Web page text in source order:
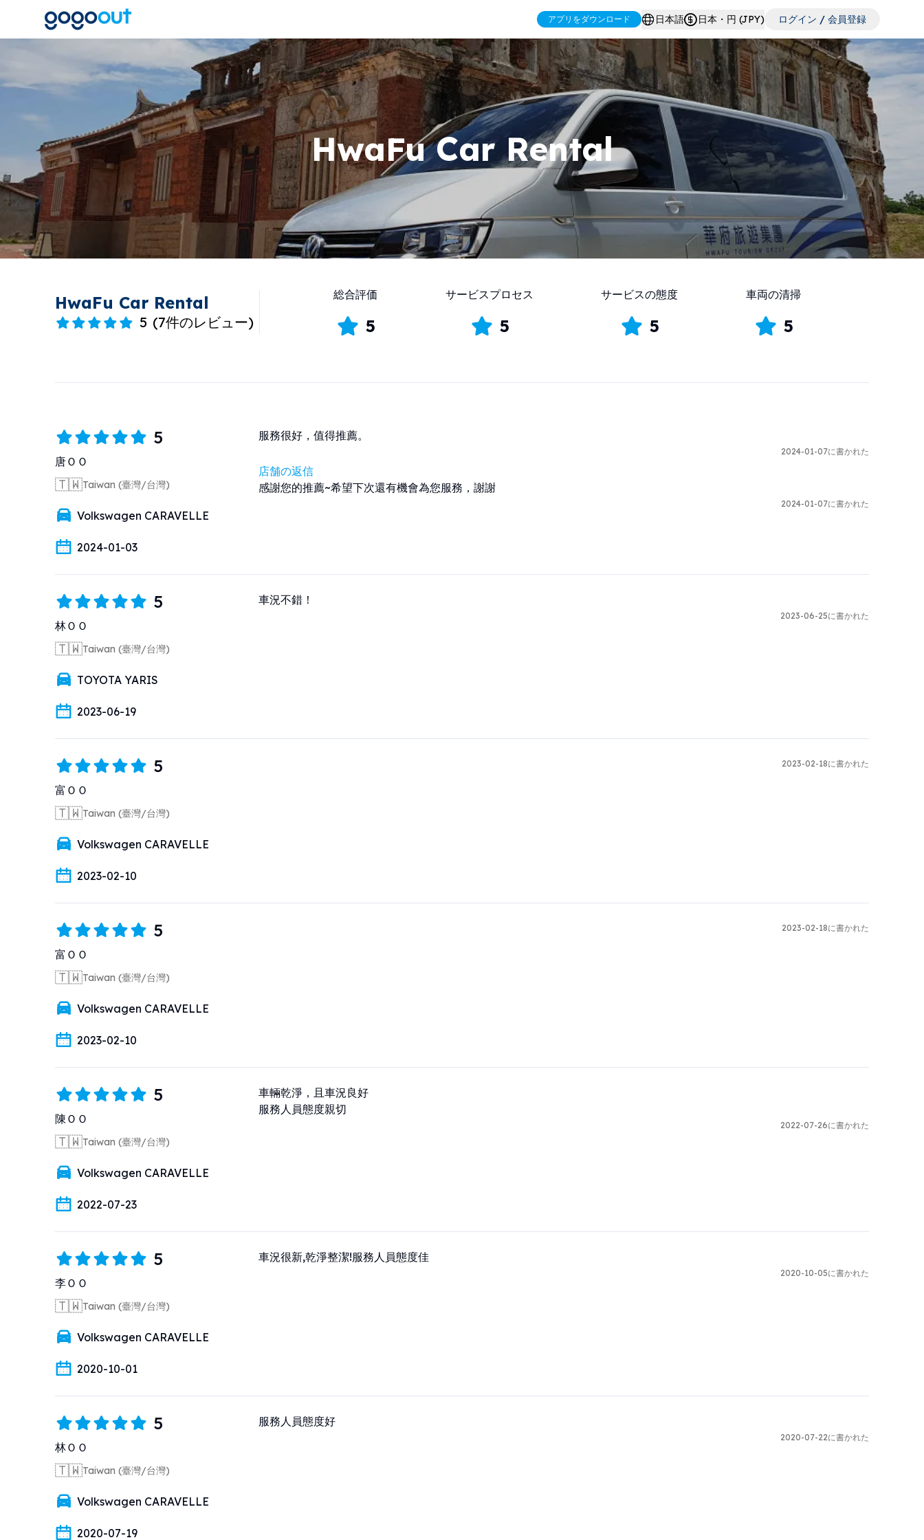
アプリをダウンロード 日本語 日本・円 (JPY) ログイン / 会員登録
HwaFu Car Rental
HwaFu Car Rental
5 (7件のレビュー)
総合評価
5
サービスプロセス
5
サービスの態度
5
車両の清掃
5
5
唐ＯＯ
🇹🇼Taiwan (臺灣/台灣)
Volkswagen CARAVELLE
2024-01-03
服務很好，值得推薦。
2024-01-07に書かれた
店舗の返信
感謝您的推薦~希望下次還有機會為您服務，謝謝
2024-01-07に書かれた
5
林ＯＯ
🇹🇼Taiwan (臺灣/台灣)
TOYOTA YARIS
2023-06-19
車況不錯！
2023-06-25に書かれた
5
富ＯＯ
🇹🇼Taiwan (臺灣/台灣)
Volkswagen CARAVELLE
2023-02-10
2023-02-18に書かれた
5
富ＯＯ
🇹🇼Taiwan (臺灣/台灣)
Volkswagen CARAVELLE
2023-02-10
2023-02-18に書かれた
5
陳ＯＯ
🇹🇼Taiwan (臺灣/台灣)
Volkswagen CARAVELLE
2022-07-23
車輛乾淨，且車況良好
服務人員態度親切
2022-07-26に書かれた
5
李ＯＯ
🇹🇼Taiwan (臺灣/台灣)
Volkswagen CARAVELLE
2020-10-01
車況很新,乾淨整潔!服務人員態度佳
2020-10-05に書かれた
5
林ＯＯ
🇹🇼Taiwan (臺灣/台灣)
Volkswagen CARAVELLE
2020-07-19
服務人員態度好
2020-07-22に書かれた